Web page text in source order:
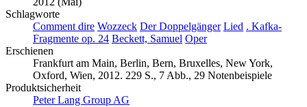
Schlagworte
Comment dire Wozzeck Der Doppelgänger Lied . Kafka-
Fragmente op. 24 Beckett, Samuel Oper
Erschienen
Frankfurt am Main, Berlin, Bern, Bruxelles, New York,
Oxford, Wien, 2012. 229 S., 7 Abb., 29 Notenbeispiele
Produktsicherheit
Peter Lang Group AG